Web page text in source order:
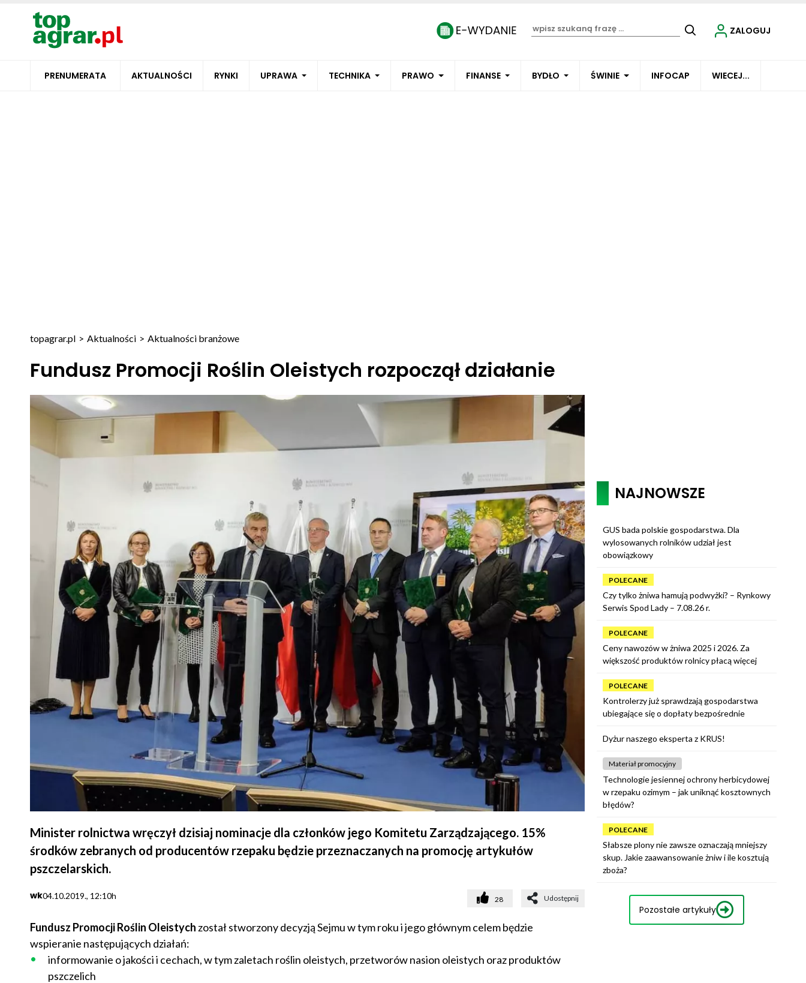
PRENUMERATA AKTUALNOŚCI RYNKI UPRAWA TECHNIKA PRAWO FINANSE BYDŁO ŚWINIE INFOCAP WIECEJ...
ZALOGUJ
topagrar.pl > Aktualności > Aktualności branżowe
Fundusz Promocji Roślin Oleistych rozpoczął działanie
Minister rolnictwa wręczył dzisiaj nominacje dla członków jego Komitetu Zarządzającego. 15%
środków zebranych od producentów rzepaku będzie przeznaczanych na promocję artykułów
pszczelarskich.
wk04.10.2019., 12:10h 28 Udostępnij
Fundusz Promocji Roślin Oleistych został stworzony decyzją Sejmu w tym roku i jego głównym celem będzie
wspieranie następujących działań:
informowanie o jakości i cechach, w tym zaletach roślin oleistych, przetworów nasion oleistych oraz produktów
pszczelich
NAJNOWSZE
GUS bada polskie gospodarstwa. Dla
wylosowanych rolników udział jest
obowiązkowy
POLECANE
Czy tylko żniwa hamują podwyżki? – Rynkowy
Serwis Spod Lady – 7.08.26 r.
POLECANE
Ceny nawozów w żniwa 2025 i 2026. Za
większość produktów rolnicy płacą więcej
POLECANE
Kontrolerzy już sprawdzają gospodarstwa
ubiegające się o dopłaty bezpośrednie
Dyżur naszego eksperta z KRUS!
Materiał promocyjny
Technologie jesiennej ochrony herbicydowej
w rzepaku ozimym – jak uniknąć kosztownych
błędów?
POLECANE
Słabsze plony nie zawsze oznaczają mniejszy
skup. Jakie zaawansowanie żniw i ile kosztują
zboża?
Pozostałe artykuły